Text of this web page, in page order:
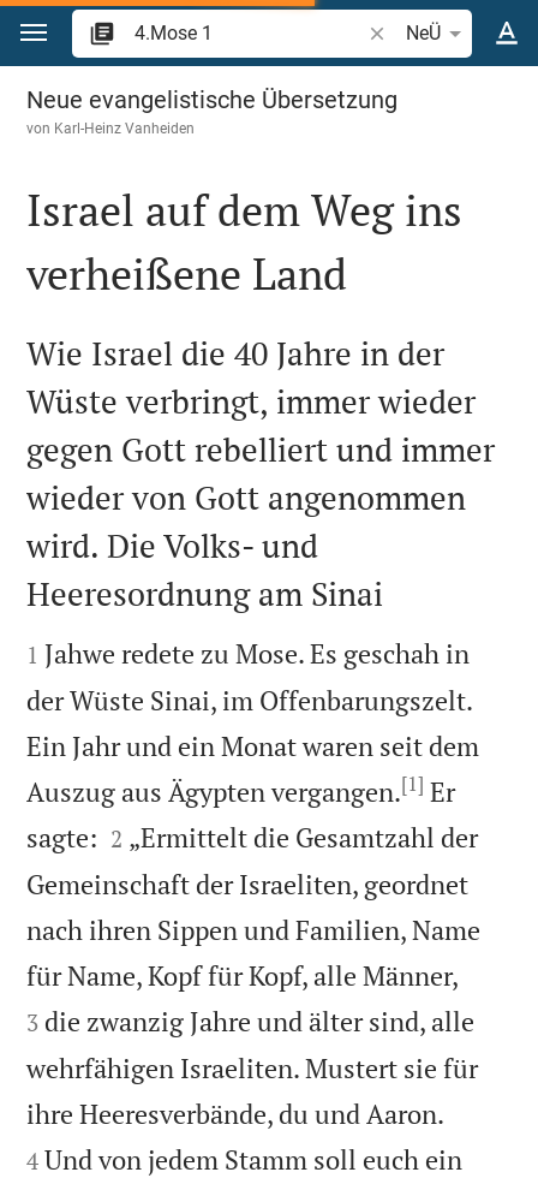
Zum Inhalt springen
Bibelstelle oder
NeÜ
4.Mose 1
Neue evangelistische Übersetzung
von Karl-Heinz Vanheiden

Israel auf dem Weg ins
verheißene Land

Wie Israel die 40 Jahre in der
Wüste verbringt, immer wieder
gegen Gott rebelliert und immer
wieder von Gott angenommen
wird. Die Volks- und
Heeresordnung am Sinai

1 Jahwe redete zu Mose. Es geschah in
der Wüste Sinai, im Offenbarungszelt.
Ein Jahr und ein Monat waren seit dem
Auszug aus Ägypten vergangen.[1] Er
sagte: 

2 „Ermittelt die Gesamtzahl der
Gemeinschaft der Israeliten, geordnet
nach ihren Sippen und Familien, Name
für Name, Kopf für Kopf, alle Männer,
3 die zwanzig Jahre und älter sind, alle
wehrfähigen Israeliten. Mustert sie für
ihre Heeresverbände, du und Aaron.
4 Und von jedem Stamm soll euch ein